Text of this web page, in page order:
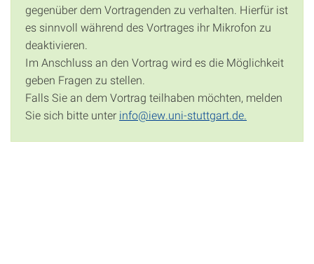
gegenüber dem Vortragenden zu verhalten. Hierfür ist
es sinnvoll während des Vortrages ihr Mikrofon zu
deaktivieren.
Im Anschluss an den Vortrag wird es die Möglichkeit
geben Fragen zu stellen.
Falls Sie an dem Vortrag teilhaben möchten, melden
Sie sich bitte unter info@iew.uni-stuttgart.de.